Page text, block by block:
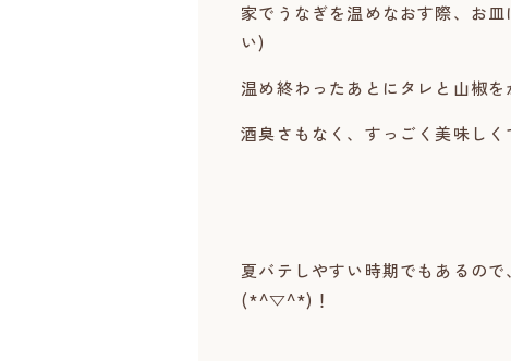
家でうなぎを温めなおす際、お
い)
温め終わったあとにタレと山椒
酒臭さもなく、すっごく美味し
夏バテしやすい時期でもあるの
(*^▽^*)！